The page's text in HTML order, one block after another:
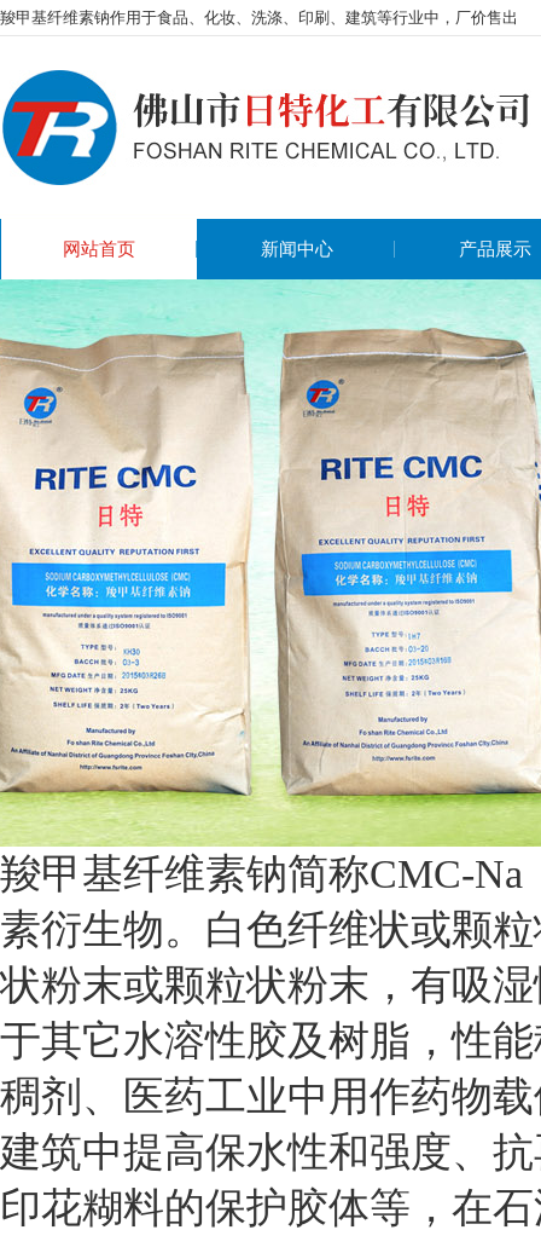
羧甲基纤维素钠作用于食品、化妆、洗涤、印刷、建筑等行业中，厂价售出
网站首页 新闻中心 产品展示
羧甲基纤维素钠简称CMC-Na
素衍生物。白色纤维状或颗
状粉末或颗粒状粉末，有吸
于其它水溶性胶及树脂，性
稠剂、医药工业中用作药物
建筑中提高保水性和强度、
印花糊料的保护胶体等，在